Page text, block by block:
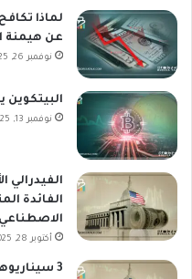
لماذا
عن هيمنة
نوفمبر 26, 2025
البيتكوين يتراجع
نوفمبر 13, 2025
الفائدة
أكتوبر 28, 2025
3